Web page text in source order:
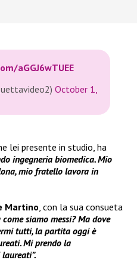
aGGJ6wTUEE
October 1,
lei presente in studio, ha
ingegneria biomedica. Mio
mio fratello lavora in
Martino, con la sua consueta
come siamo messi? Ma dove
tutti, la partita oggi è
Mi prendo la